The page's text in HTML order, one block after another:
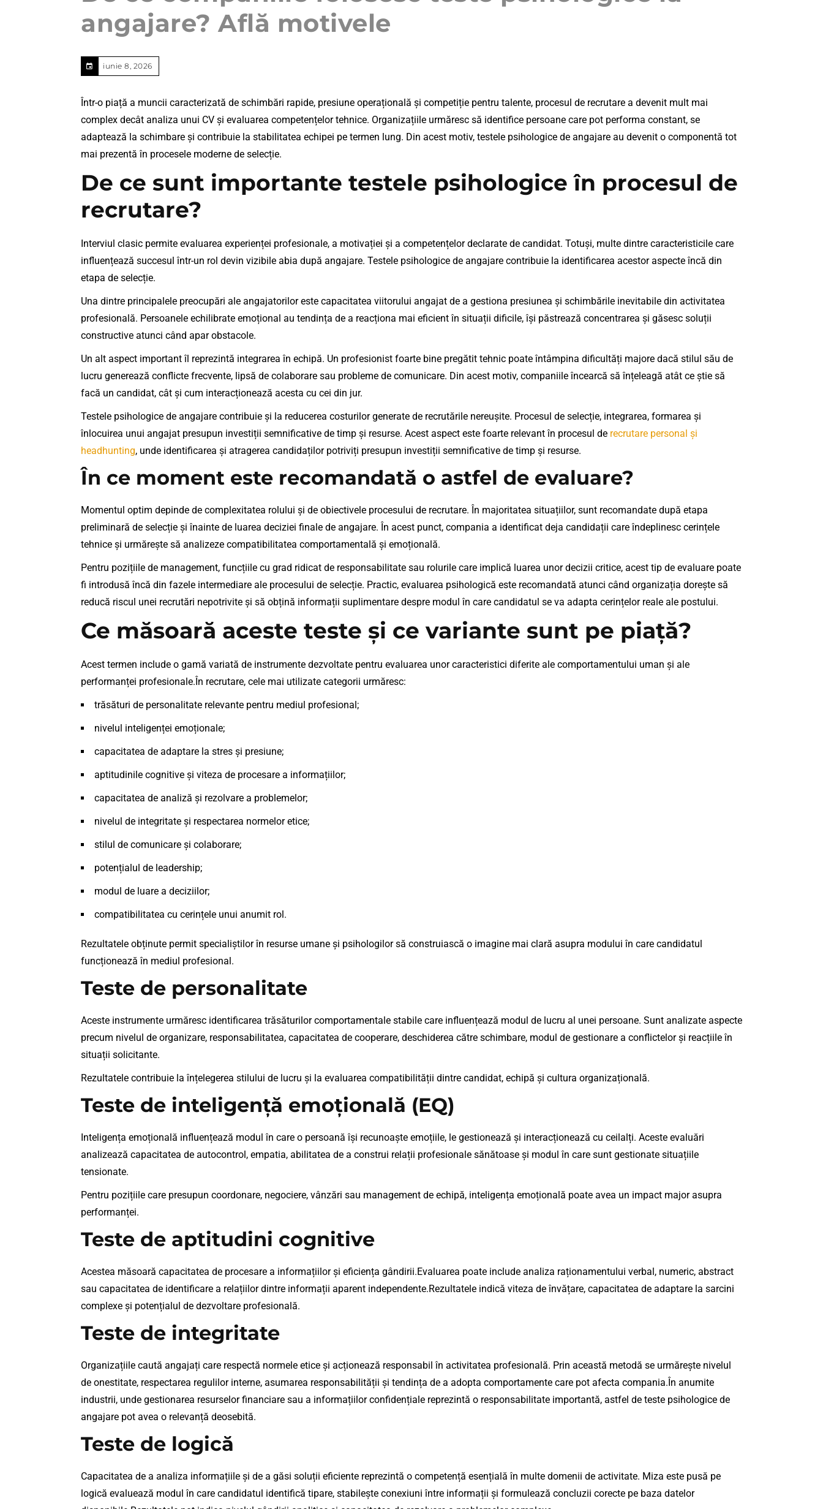
angajare? Află motivele
iunie 8, 2026
Într-o piață a muncii caracterizată de schimbări rapide, presiune operațională și competiție pentru talente, procesul de recrutare a devenit mult mai
complex decât analiza unui CV și evaluarea competențelor tehnice. Organizațiile urmăresc să identifice persoane care pot performa constant, se
adaptează la schimbare și contribuie la stabilitatea echipei pe termen lung. Din acest motiv, testele psihologice de angajare au devenit o componentă tot
mai prezentă în procesele moderne de selecție.
De ce sunt importante testele psihologice în procesul de
recrutare?
Interviul clasic permite evaluarea experienței profesionale, a motivației și a competențelor declarate de candidat. Totuși, multe dintre caracteristicile care
influențează succesul într-un rol devin vizibile abia după angajare. Testele psihologice de angajare contribuie la identificarea acestor aspecte încă din
etapa de selecție.
Una dintre principalele preocupări ale angajatorilor este capacitatea viitorului angajat de a gestiona presiunea și schimbările inevitabile din activitatea
profesională. Persoanele echilibrate emoțional au tendința de a reacționa mai eficient în situații dificile, își păstrează concentrarea și găsesc soluții
constructive atunci când apar obstacole.
Un alt aspect important îl reprezintă integrarea în echipă. Un profesionist foarte bine pregătit tehnic poate întâmpina dificultăți majore dacă stilul său de
lucru generează conflicte frecvente, lipsă de colaborare sau probleme de comunicare. Din acest motiv, companiile încearcă să înțeleagă atât ce știe să
facă un candidat, cât și cum interacționează acesta cu cei din jur.
Testele psihologice de angajare contribuie și la reducerea costurilor generate de recrutările nereușite. Procesul de selecție, integrarea, formarea și
înlocuirea unui angajat presupun investiții semnificative de timp și resurse. Acest aspect este foarte relevant în procesul de recrutare personal și
headhunting, unde identificarea și atragerea candidaților potriviți presupun investiții semnificative de timp și resurse.
În ce moment este recomandată o astfel de evaluare?
Momentul optim depinde de complexitatea rolului și de obiectivele procesului de recrutare. În majoritatea situațiilor, sunt recomandate după etapa
preliminară de selecție și înainte de luarea deciziei finale de angajare. În acest punct, compania a identificat deja candidații care îndeplinesc cerințele
tehnice și urmărește să analizeze compatibilitatea comportamentală și emoțională.
Pentru pozițiile de management, funcțiile cu grad ridicat de responsabilitate sau rolurile care implică luarea unor decizii critice, acest tip de evaluare poate
fi introdusă încă din fazele intermediare ale procesului de selecție. Practic, evaluarea psihologică este recomandată atunci când organizația dorește să
reducă riscul unei recrutări nepotrivite și să obțină informații suplimentare despre modul în care candidatul se va adapta cerințelor reale ale postului.
Ce măsoară aceste teste și ce variante sunt pe piață?
Acest termen include o gamă variată de instrumente dezvoltate pentru evaluarea unor caracteristici diferite ale comportamentului uman și ale
performanței profesionale.În recrutare, cele mai utilizate categorii urmăresc:
trăsături de personalitate relevante pentru mediul profesional;
nivelul inteligenței emoționale;
capacitatea de adaptare la stres și presiune;
aptitudinile cognitive și viteza de procesare a informațiilor;
capacitatea de analiză și rezolvare a problemelor;
nivelul de integritate și respectarea normelor etice;
stilul de comunicare și colaborare;
potențialul de leadership;
modul de luare a deciziilor;
compatibilitatea cu cerințele unui anumit rol.
Rezultatele obținute permit specialiștilor în resurse umane și psihologilor să construiască o imagine mai clară asupra modului în care candidatul
funcționează în mediul profesional.
Teste de personalitate
Aceste instrumente urmăresc identificarea trăsăturilor comportamentale stabile care influențează modul de lucru al unei persoane. Sunt analizate aspecte
precum nivelul de organizare, responsabilitatea, capacitatea de cooperare, deschiderea către schimbare, modul de gestionare a conflictelor și reacțiile în
situații solicitante.
Rezultatele contribuie la înțelegerea stilului de lucru și la evaluarea compatibilității dintre candidat, echipă și cultura organizațională.
Teste de inteligență emoțională (EQ)
Inteligența emoțională influențează modul în care o persoană își recunoaște emoțiile, le gestionează și interacționează cu ceilalți. Aceste evaluări
analizează capacitatea de autocontrol, empatia, abilitatea de a construi relații profesionale sănătoase și modul în care sunt gestionate situațiile
tensionate.
Pentru pozițiile care presupun coordonare, negociere, vânzări sau management de echipă, inteligența emoțională poate avea un impact major asupra
performanței.
Teste de aptitudini cognitive
Acestea măsoară capacitatea de procesare a informațiilor și eficiența gândirii.Evaluarea poate include analiza raționamentului verbal, numeric, abstract
sau capacitatea de identificare a relațiilor dintre informații aparent independente.Rezultatele indică viteza de învățare, capacitatea de adaptare la sarcini
complexe și potențialul de dezvoltare profesională.
Teste de integritate
Organizațiile caută angajați care respectă normele etice și acționează responsabil în activitatea profesională. Prin această metodă se urmărește nivelul
de onestitate, respectarea regulilor interne, asumarea responsabilității și tendința de a adopta comportamente care pot afecta compania.În anumite
industrii, unde gestionarea resurselor financiare sau a informațiilor confidențiale reprezintă o responsabilitate importantă, astfel de teste psihologice de
angajare pot avea o relevanță deosebită.
Teste de logică
Capacitatea de a analiza informațiile și de a găsi soluții eficiente reprezintă o competență esențială în multe domenii de activitate. Miza este pusă pe
logică evaluează modul în care candidatul identifică tipare, stabilește conexiuni între informații și formulează concluzii corecte pe baza datelor